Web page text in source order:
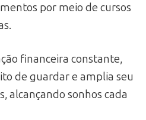
por meio de cursos
financeira constante,
de guardar e amplia seu
alcançando sonhos cada